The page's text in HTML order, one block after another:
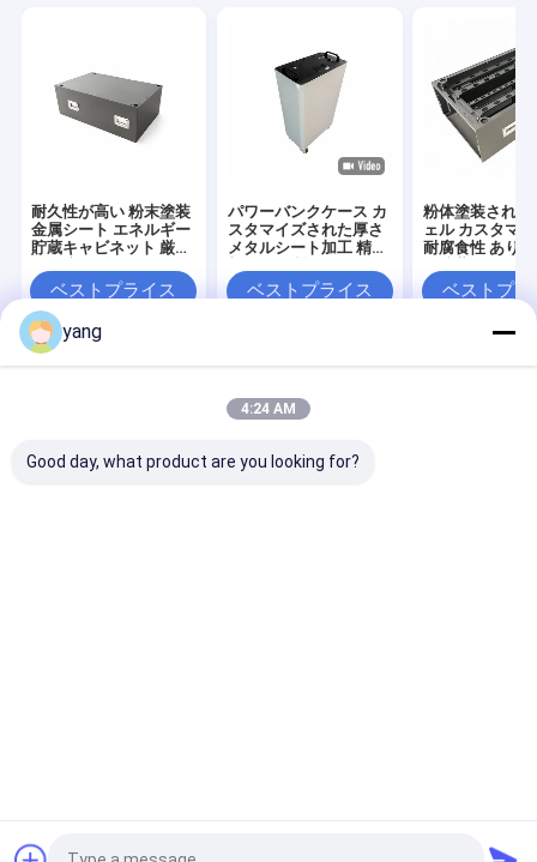
耐久性が高い 粉末塗装
金属シート エネルギー
貯蔵キャビネット 厳し
に理想的です
ベストプライス
パワーバンクケース カ
スタマイズされた厚さ
メタルシート加工 精密
耐久性と金属の箱
ベストプライス
粉体塗装された
ェル カスタマ
耐腐食性 あり
最適な保護ハウ
ベストプラ
地図
Privacy Policy
Technology Co., Ltd. All Rights Reserved.
yang
4:24 AM
Good day, what product are you looking for?